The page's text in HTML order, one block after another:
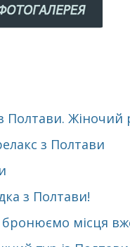
Полтави. Жіночий
з Полтави
з Полтави!
місця